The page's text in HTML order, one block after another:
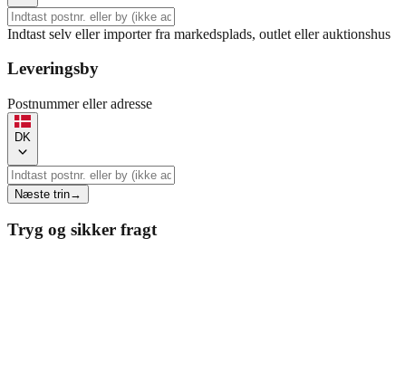
Indtast selv eller importer fra markedsplads, outlet eller auktionshus
Leveringsby
Postnummer eller adresse
DK
Næste trin→
Tryg og sikker fragt